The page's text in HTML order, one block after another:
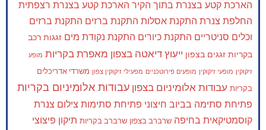
הארכת קטע בצנרת בתוך הקיר הארכת קטע בצנרת רצפתית
החלפת צנרת התקנת אסלות התקנת ברזים התקנת ברזים
וכלים סניטריים התקנת כיורים התקנת נקודת מים זגגות רכב
בקריות זגגים בצפון ייעוץ דיאטה בצפון מאפרת בקריות מופע
זיקוקין מופעי זיקוקין מופעים פירוטכניים מפעילי זיקוקין צפון משרדי אדריכלים
בקריות עבודות אלומיניום בצפון עבודות אלומיניום בקריות
פתיחת סתימה בביוב חיצוני פתיחת סתימות צילום צנרת
קוסמטיקאית בחיפה שרברב בצפון שרברב בקריות תיקון פיצוצי